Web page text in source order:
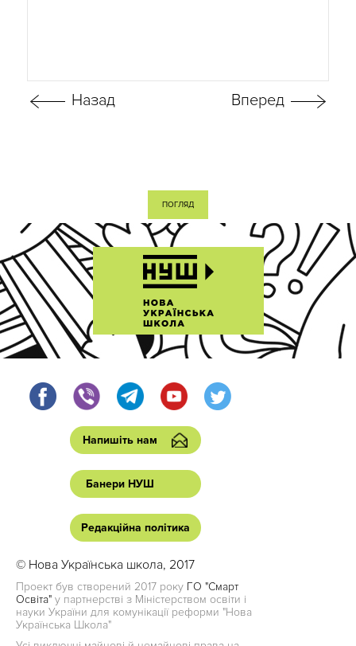
ПОГЛЯД
Напишіть нам
Банери НУШ
Редакційна політика
© Нова Українська школа, 2017
Проект був створений 2017 року ГО "Смарт
Освіта" у партнерстві з Міністерством освіти і
науки України для комунікації реформи "Нова
Українська Школа"